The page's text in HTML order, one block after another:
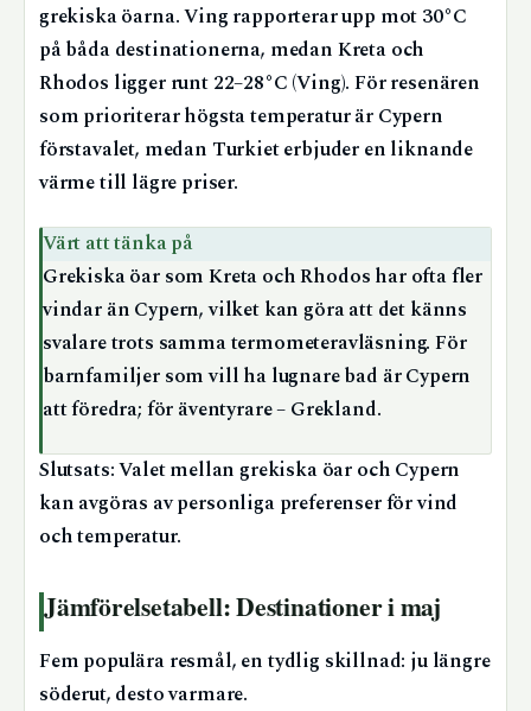
grekiska öarna. Ving rapporterar upp mot 30°C
på båda destinationerna, medan Kreta och
Rhodos ligger runt 22–28°C (Ving). För resenären
som prioriterar högsta temperatur är Cypern
förstavalet, medan Turkiet erbjuder en liknande
värme till lägre priser.
Värt att tänka på
Grekiska öar som Kreta och Rhodos har ofta fler
vindar än Cypern, vilket kan göra att det känns
svalare trots samma termometeravläsning. För
barnfamiljer som vill ha lugnare bad är Cypern
att föredra; för äventyrare – Grekland.
Slutsats: Valet mellan grekiska öar och Cypern
kan avgöras av personliga preferenser för vind
och temperatur.
Jämförelsetabell: Destinationer i maj
Fem populära resmål, en tydlig skillnad: ju längre
söderut, desto varmare.